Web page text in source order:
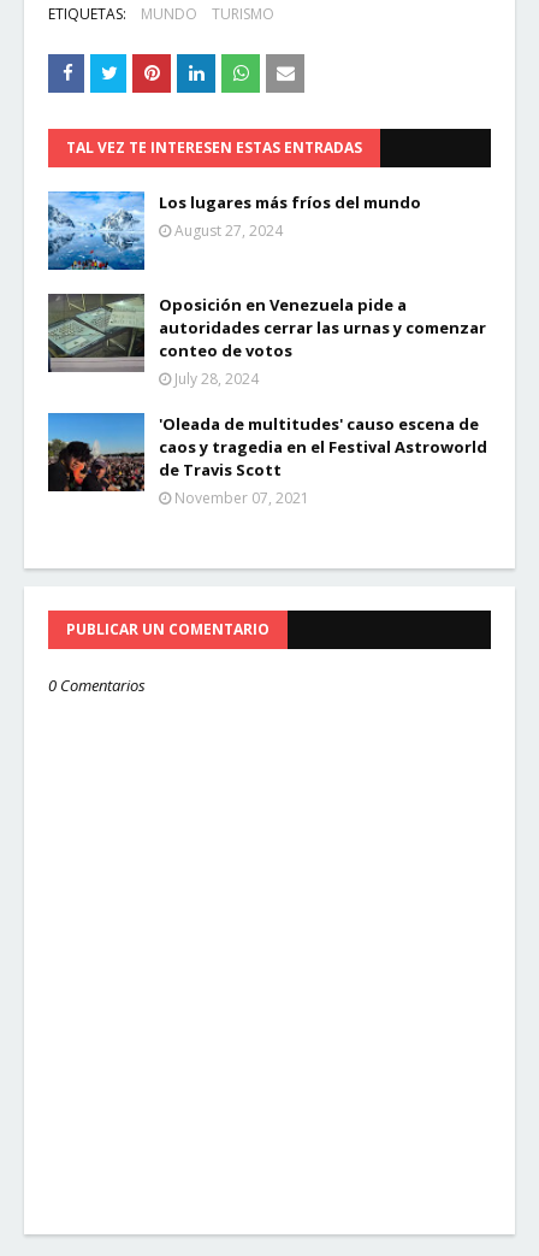
ETIQUETAS: MUNDO TURISMO
TAL VEZ TE INTERESEN ESTAS ENTRADAS
Los lugares más fríos del mundo
August 27, 2024
Oposición en Venezuela pide a
autoridades cerrar las urnas y comenzar
conteo de votos
July 28, 2024
'Oleada de multitudes' causo escena de
caos y tragedia en el Festival Astroworld
de Travis Scott
November 07, 2021
PUBLICAR UN COMENTARIO
0 Comentarios